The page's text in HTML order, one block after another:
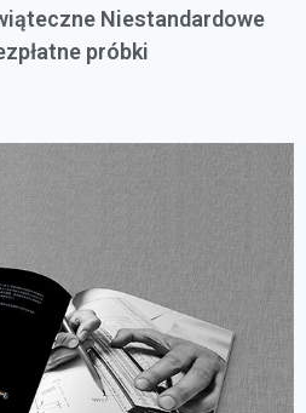
Niestandardowe
próbki